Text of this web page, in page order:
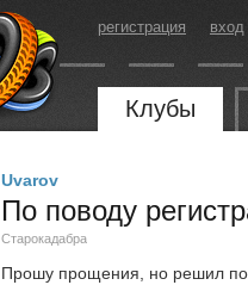
регистрация вход
Клубы
Uvarov
По поводу
Старокадабра
Прошу прощения, но решил по